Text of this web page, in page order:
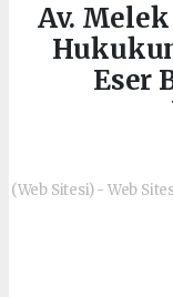
Av.
Eser
(Web Sitesi) - Web